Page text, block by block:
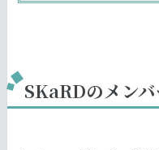
SKaRDのメンバ